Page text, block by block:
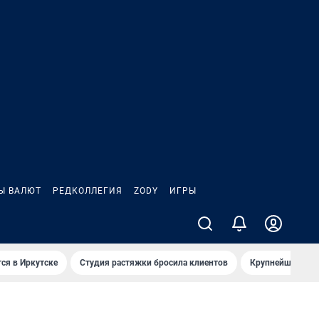
ВАЛЮТ РЕДКОЛЛЕГИЯ ZODY ИГРЫ
в Иркутске Студия растяжки бросила клиентов Крупнейшие